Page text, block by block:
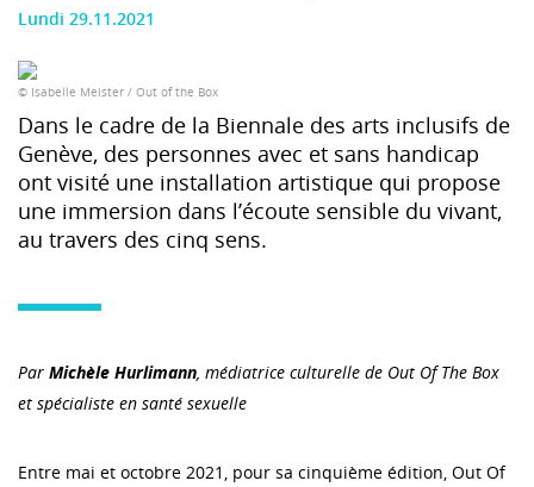
Lundi 29.11.2021
© Isabelle Meister / Out of the Box
Dans le cadre de la Biennale des arts inclusifs de
Genève, des personnes avec et sans handicap
ont visité une installation artistique qui propose
une immersion dans l’écoute sensible du vivant,
au travers des cinq sens.
Par Michèle Hurlimann, médiatrice culturelle de Out Of The Box
et spécialiste en santé sexuelle
Entre mai et octobre 2021, pour sa cinquième édition, Out Of